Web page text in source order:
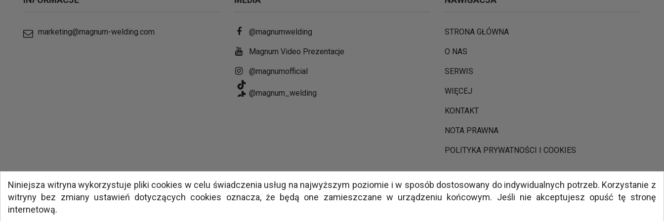
marketing@magnum-welding.com @magnumwelding
Magnum Video Prezentacje
@magnumofficial
@magnum_welding
STRONA GŁÓWNA
O NAS
SERWIS
WIĘCEJ
KONTAKT
NOTA PRAWNA
POLITYKA PRYWATNOŚCI I COOKIES
Niniejsza witryna wykorzystuje pliki cookies w celu świadczenia usług na najwyższym poziomie i w sposób dostosowany do indywidualnych potrzeb. Korzystanie z
witryny bez zmiany ustawień dotyczących cookies oznacza, że będą one zamieszczane w urządzeniu końcowym. Jeśli nie akceptujesz opuść tę stronę
internetową.